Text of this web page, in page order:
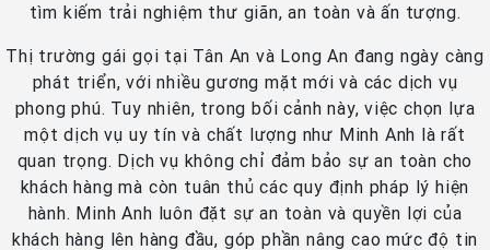
tìm kiếm trải nghiệm thư giãn, an toàn và ấn tượng.
Thị trường gái gọi tại Tân An và Long An đang ngày càng
phát triển, với nhiều gương mặt mới và các dịch vụ
phong phú. Tuy nhiên, trong bối cảnh này, việc chọn lựa
một dịch vụ uy tín và chất lượng như Minh Anh là rất
quan trọng. Dịch vụ không chỉ đảm bảo sự an toàn cho
khách hàng mà còn tuân thủ các quy định pháp lý hiện
hành. Minh Anh luôn đặt sự an toàn và quyền lợi của
khách hàng lên hàng đầu, góp phần nâng cao mức độ tin